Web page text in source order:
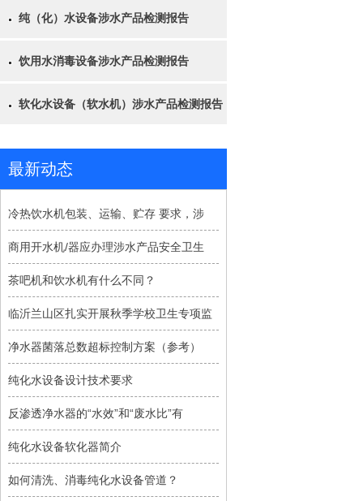
纯（化）水设备涉水产品检测报告
饮用水消毒设备涉水产品检测报告
软化水设备（软水机）涉水产品检测报告
最新动态
冷热饮水机包装、运输、贮存 要求，涉
商用开水机/器应办理涉水产品安全卫生
茶吧机和饮水机有什么不同？
临沂兰山区扎实开展秋季学校卫生专项监
净水器菌落总数超标控制方案（参考）
纯化水设备设计技术要求
反渗透净水器的“水效”和“废水比”有
纯化水设备软化器简介
如何清洗、消毒纯化水设备管道？